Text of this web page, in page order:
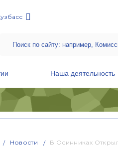
Наша деятельность
Новости В Осинниках